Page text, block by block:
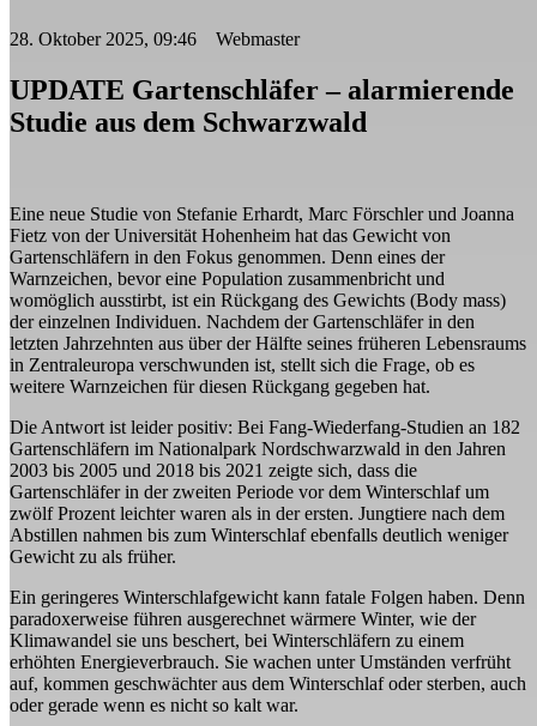
28. Oktober 2025, 09:46 Webmaster
UPDATE Gartenschläfer – alarmierende
Studie aus dem Schwarzwald
Eine neue Studie von Stefanie Erhardt, Marc Förschler und Joanna
Fietz von der Universität Hohenheim hat das Gewicht von
Gartenschläfern in den Fokus genommen. Denn eines der
Warnzeichen, bevor eine Population zusammenbricht und
womöglich ausstirbt, ist ein Rückgang des Gewichts (Body mass)
der einzelnen Individuen. Nachdem der Gartenschläfer in den
letzten Jahrzehnten aus über der Hälfte seines früheren Lebensraums
in Zentraleuropa verschwunden ist, stellt sich die Frage, ob es
weitere Warnzeichen für diesen Rückgang gegeben hat.
Die Antwort ist leider positiv: Bei Fang-Wiederfang-Studien an 182
Gartenschläfern im Nationalpark Nordschwarzwald in den Jahren
2003 bis 2005 und 2018 bis 2021 zeigte sich, dass die
Gartenschläfer in der zweiten Periode vor dem Winterschlaf um
zwölf Prozent leichter waren als in der ersten. Jungtiere nach dem
Abstillen nahmen bis zum Winterschlaf ebenfalls deutlich weniger
Gewicht zu als früher.
Ein geringeres Winterschlafgewicht kann fatale Folgen haben. Denn
paradoxerweise führen ausgerechnet wärmere Winter, wie der
Klimawandel sie uns beschert, bei Winterschläfern zu einem
erhöhten Energieverbrauch. Sie wachen unter Umständen verfrüht
auf, kommen geschwächter aus dem Winterschlaf oder sterben, auch
oder gerade wenn es nicht so kalt war.